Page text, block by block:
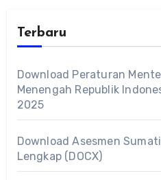
Terbaru
Download Peraturan
Menengah Republik
2025
Download Asesmen
Lengkap (DOCX)